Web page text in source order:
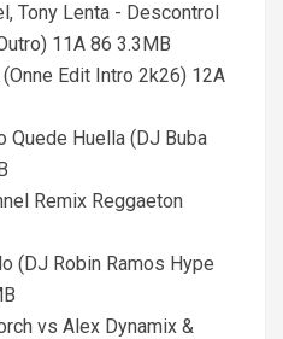
Tony Lenta - Descontrol
11A 86 3.3MB
Edit Intro 2k26) 12A
Quede Huella (DJ Buba
Remix Reggaeton
(DJ Robin Ramos Hype
vs Alex Dynamix &